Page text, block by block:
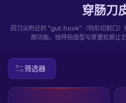
武器箱
穿肠刀
因刀尖附近的 “gut‑hook”（钩形切割口
朗功能。独特钩造型与厚重轮廓让
筛选器